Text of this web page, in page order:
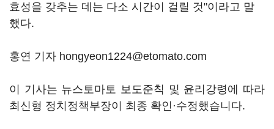
효성을 갖추는 데는 다소 시간이 걸릴 것"이라고 말
했다.
홍연 기자 hongyeon1224@etomato.com
이 기사는 뉴스토마토 보도준칙 및 윤리강령에 따라
최신형 정치정책부장이 최종 확인·수정했습니다.